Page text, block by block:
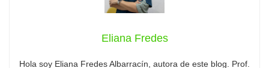
Eliana Fredes
Hola soy Eliana Fredes Albarracín, autora de este blog. Prof.